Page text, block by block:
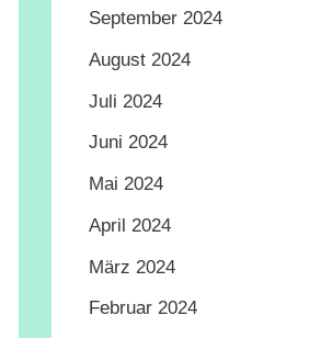
September 2024
August 2024
Juli 2024
Juni 2024
Mai 2024
April 2024
März 2024
Februar 2024